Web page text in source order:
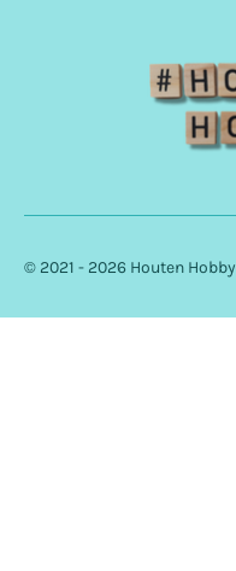
© 2021 - 2026 Houten Hobby